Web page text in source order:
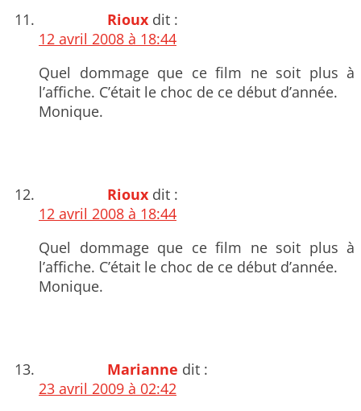
Rioux dit :
12 avril 2008 à 18:44
Quel dommage que ce film ne soit plus à
l’affiche. C’était le choc de ce début d’année.
Monique.
Rioux dit :
12 avril 2008 à 18:44
Quel dommage que ce film ne soit plus à
l’affiche. C’était le choc de ce début d’année.
Monique.
Marianne dit :
23 avril 2009 à 02:42